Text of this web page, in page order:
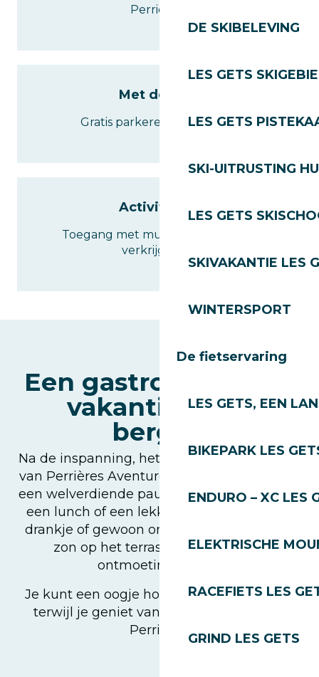
DE SKIBELEVING
LES GETS
LES GETS
SKI-UITRUSTING
LES GETS
SKIVAKANTIE LES
WINTERSPORT
De fietservaring
LES GETS, EEN
BIKEPARK LES
ENDURO – XC LES
ELEKTRISCHE
RACEFIETS LES
GRIND LES GETS
Perrières).
Met de auto
Gratis parkeren in de buurt.
Activiteiten
Toegang met munten (ter plaatse
verkrijgbaar).
Een gastronomische
vakantie in de
bergen
Na de inspanning, het comfort. De snackbar
van Perrières Aventures verwelkomt je voor
een welverdiende pauze. Of het nu gaat om
een lunch of een lekkere snack, een koud
drankje of gewoon om te genieten van de
zon op het terras, het is de ideale
ontmoetingsplaats.
Je kunt een oogje houden op de kinderen
terwijl je geniet van de rust van de wijk
Perrières.